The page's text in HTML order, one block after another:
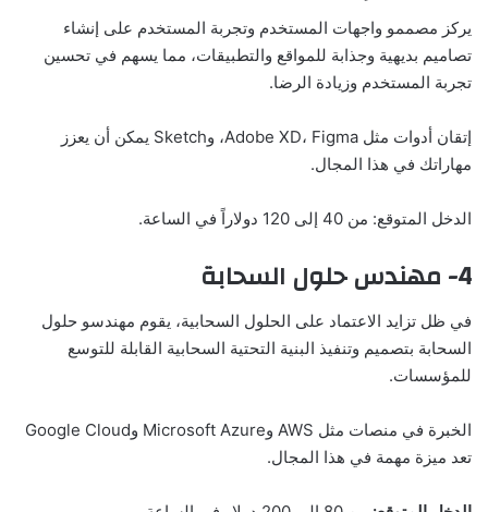
يركز مصممو واجهات المستخدم وتجربة المستخدم على إنشاء
تصاميم بديهية وجذابة للمواقع والتطبيقات، مما يسهم في تحسين
تجربة المستخدم وزيادة الرضا.
إتقان أدوات مثل Adobe XD، Figma، وSketch يمكن أن يعزز
مهاراتك في هذا المجال.
الدخل المتوقع: من 40 إلى 120 دولاراً في الساعة.
4- مهندس حلول السحابة
في ظل تزايد الاعتماد على الحلول السحابية، يقوم مهندسو حلول
السحابة بتصميم وتنفيذ البنية التحتية السحابية القابلة للتوسع
للمؤسسات.
الخبرة في منصات مثل AWS وMicrosoft Azure وGoogle Cloud
تعد ميزة مهمة في هذا المجال.